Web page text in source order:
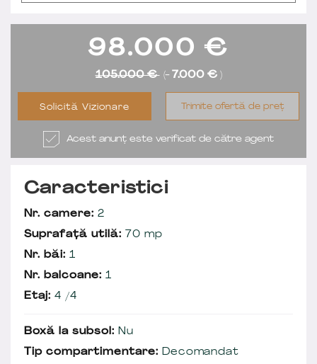
98.000 €
105.000 € (- 7.000 €)
Solicită Vizionare Trimite ofertă de preț
Acest anunț este verificat de către agent
Caracteristici
Nr. camere: 2
Suprafață utilă: 70 mp
Nr. băi: 1
Nr. balcoane: 1
Etaj: 4 /4
Boxă la subsol: Nu
Tip compartimentare: Decomandat